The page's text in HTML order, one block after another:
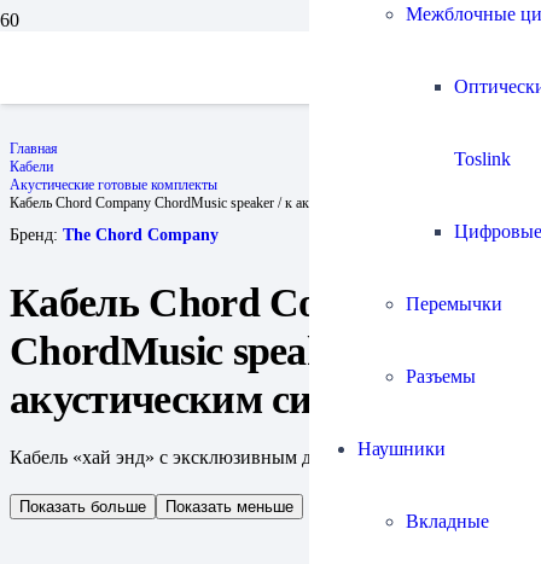
Межблочные
Toslink
Цифровые
Перемычки
Разъемы
Наушники
Вкладные
Главная
Кабели
Акустические готовые комплекты
Кабель Chord Company ChordMusic speaker / к акустическим системам
Бренд: The Chord Company
Кабель Chord Company
ChordMusic speaker / к
акустическим системам
Кабель «хай энд» с эксклюзивным диэлектриком тайлон
Показать больше Показать меньше